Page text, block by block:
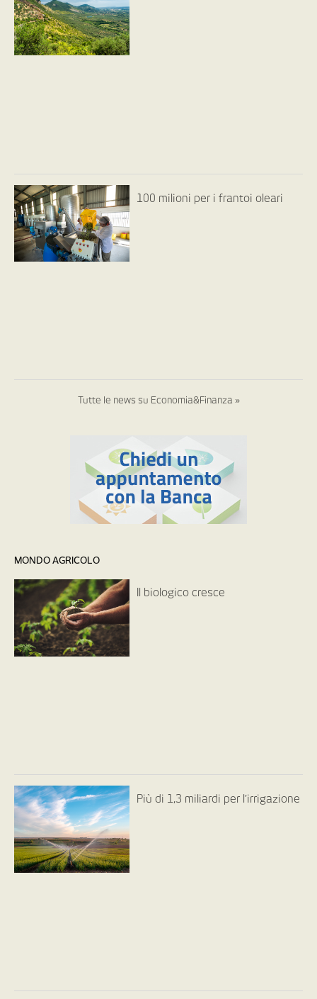
100 milioni per i frantoi oleari
Tutte le news su Economia&Finanza »
MONDO AGRICOLO
Il biologico cresce
Più di 1,3 miliardi per l’irrigazione